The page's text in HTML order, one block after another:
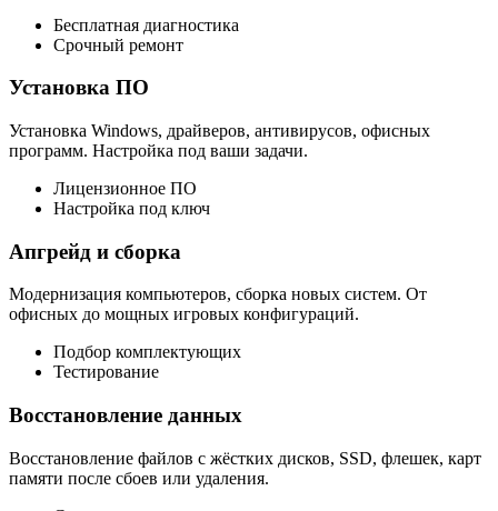
Бесплатная диагностика
Срочный ремонт
Установка ПО
Установка Windows, драйверов, антивирусов, офисных
программ. Настройка под ваши задачи.
Лицензионное ПО
Настройка под ключ
Апгрейд и сборка
Модернизация компьютеров, сборка новых систем. От
офисных до мощных игровых конфигураций.
Подбор комплектующих
Тестирование
Восстановление данных
Восстановление файлов с жёстких дисков, SSD, флешек, карт
памяти после сбоев или удаления.